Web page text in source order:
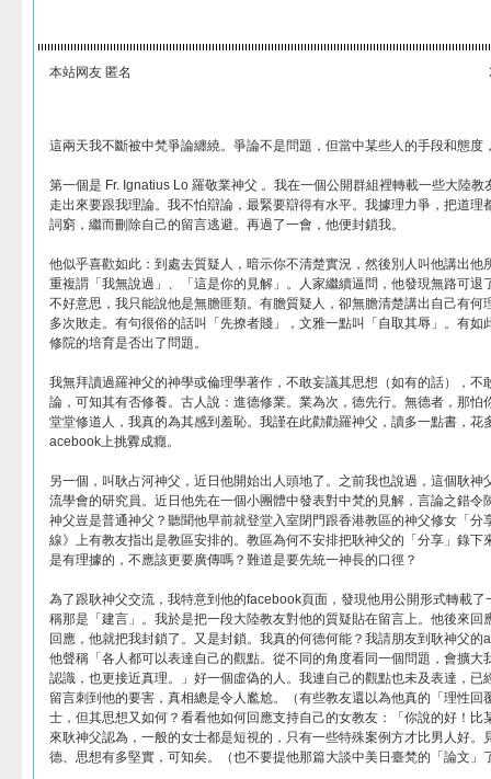
本站网友 匿名
這兩天我不斷被中梵爭論纏繞。爭論不是問題，但當中某些人的手段和態度
第一個是 Fr. Ignatius Lo 羅敬業神父 。我在一個公開群組裡轉載一些大陸
走出來要跟我理論。我不怕辯論，最緊要辯得有水平。我據理力爭，把道理
詞窮，繼而刪除自己的留言逃避。再過了一會，他便封鎖我。
他似乎喜歡如此：到處去質疑人，暗示你不清楚實況，然後別人叫他講出他
重複謂「我無說過」、「這是你的見解」。人家繼續逼問，他發現無路可退
不好意思，我只能說他是無膽匪類。有膽質疑人，卻無膽清楚講出自己有何
多次敗走。有句很俗的話叫「先撩者賤」，文雅一點叫「自取其辱」。有如
修院的培育是否出了問題。
我無拜讀過羅神父的神學或倫理學著作，不敢妄議其思想（如有的話），不
論，可知其有否修養。古人說：進德修業。業為次，德先行。無德者，那怕
堂堂修道人，我真的為其感到羞恥。我謹在此勸勸羅神父，讀多一點書，花
acebook上挑釁成癮。
另一個，叫耿占河神父，近日他開始出人頭地了。之前我也說過，這個耿神
流學會的研究員。近日他先在一個小團體中發表對中梵的見解，言論之錯令
神父豈是普通神父？聽聞他早前就登堂入室閉門跟香港教區的神父修女「分
線》上有教友指出是教區安排的。教區為何不安排把耿神父的「分享」錄下
是有理據的，不應該更要廣傳嗎？難道是要先統一神長的口徑？
為了跟耿神父交流，我特意到他的facebook頁面，發現他用公開形式轉載
稱那是「建言」。我於是把一段大陸教友對他的質疑貼在留言上。他後來回
回應，他就把我封鎖了。又是封鎖。我真的何德何能？我請朋友到耿神父
他聲稱「各人都可以表達自己的觀點。從不同的角度看同一個問題，會擴大
認識，也更接近真理。」好一個虛偽的人。我連自己的觀點也未及表達，已
留言刺到他的要害，真相總是令人尷尬。（有些教友還以為他真的「理性回
士，但其思想又如何？看看他如何回應支持自己的女教友：「你說的好！比
來耿神父認為，一般的女士都是短視的，只有一些特殊案例方才比男人好。
德、思想有多堅實，可知矣。（也不要提他那篇大談中美日臺梵的「論文」